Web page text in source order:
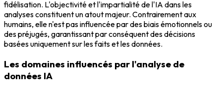
fidélisation. L'objectivité et l'impartialité de l'IA dans les
analyses constituent un atout majeur. Contrairement aux
humains, elle n'est pas influencée par des biais émotionnels ou
des préjugés, garantissant par conséquent des décisions
basées uniquement sur les faits et les données.
Les domaines influencés par l'analyse de
données IA